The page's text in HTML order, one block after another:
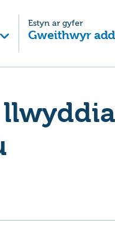
Estyn ar gyfer
Gweithwyr